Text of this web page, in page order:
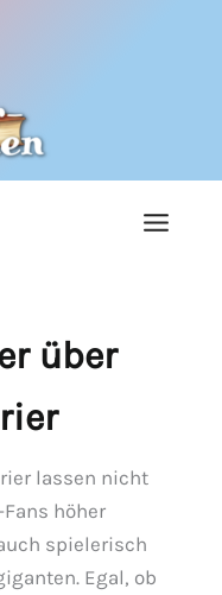
über
lassen nicht
höher
spielerisch
Egal, ob